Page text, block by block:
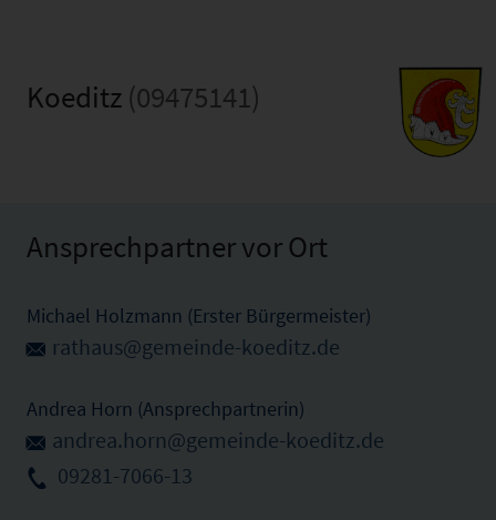
Koeditz (09475141)
Ansprechpartner vor Ort
Michael Holzmann (Erster Bürgermeister)
rathaus@gemeinde-koeditz.de
Andrea Horn (Ansprechpartnerin)
andrea.horn@gemeinde-koeditz.de
09281-7066-13